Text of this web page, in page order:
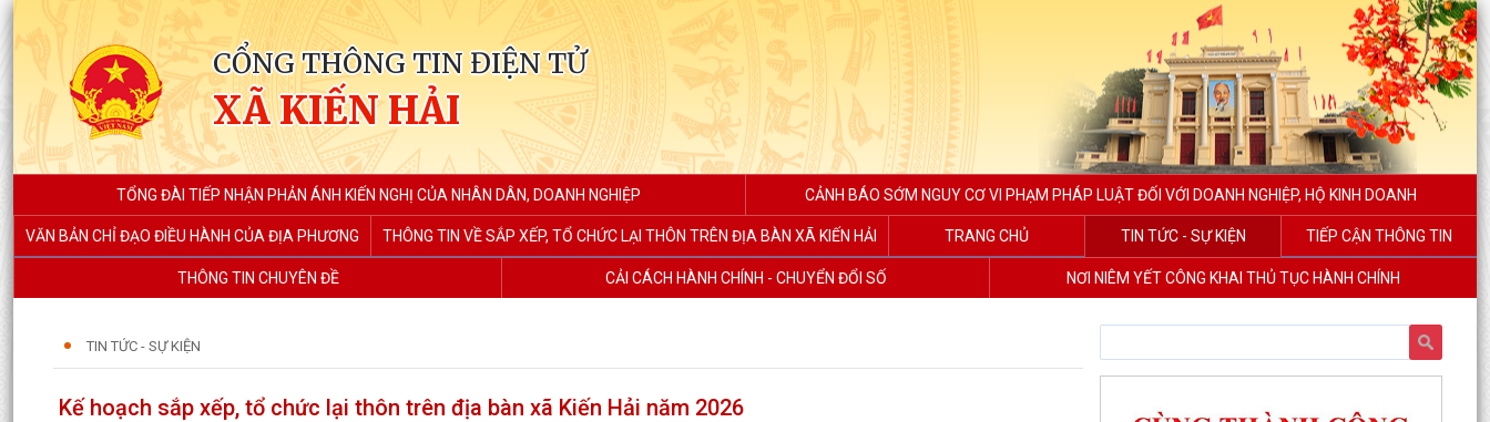
CỔNG THÔNG TIN ĐIỆN TỬ
XÃ KIẾN HẢI
TỔNG ĐÀI TIẾP NHẬN PHẢN ÁNH KIẾN NGHỊ CỦA NHÂN DÂN, DOANH NGHIỆP CẢNH BÁO SỚM NGUY CƠ VI PHẠM PHÁP LUẬT ĐỐI VỚI DOANH NGHIỆP, HỘ KINH DOANH
VĂN BẢN CHỈ ĐẠO ĐIỀU HÀNH CỦA ĐỊA PHƯƠNG THÔNG TIN VỀ SẮP XẾP, TỔ CHỨC LẠI THÔN TRÊN ĐỊA BÀN XÃ KIẾN HẢI TRANG CHỦ TIN TỨC - SỰ KIỆN TIẾP CẬN THÔNG TIN
THÔNG TIN CHUYÊN ĐỀ CẢI CÁCH HÀNH CHÍNH - CHUYỂN ĐỔI SỐ NƠI NIÊM YẾT CÔNG KHAI THỦ TỤC HÀNH CHÍNH
TIN TỨC - SỰ KIỆN
Kế hoạch sắp xếp, tổ chức lại thôn trên địa bàn xã Kiến Hải năm 2026